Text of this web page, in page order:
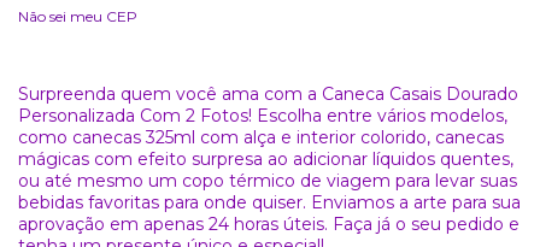
Não sei meu CEP
Surpreenda quem você ama com a Caneca Casais Dourado
Personalizada Com 2 Fotos! Escolha entre vários modelos,
como canecas 325ml com alça e interior colorido, canecas
mágicas com efeito surpresa ao adicionar líquidos quentes,
ou até mesmo um copo térmico de viagem para levar suas
bebidas favoritas para onde quiser. Enviamos a arte para sua
aprovação em apenas 24 horas úteis. Faça já o seu pedido e